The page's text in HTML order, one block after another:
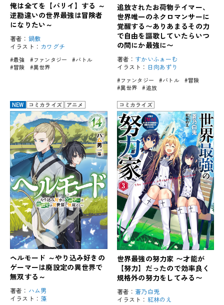
俺は全てを【パリイ】する ～
逆勘違いの世界最強は冒険者
になりたい～
著者： 鍋敷
イラスト： カワグチ
#最強 #ファンタジー
#バトル
#冒険
#異世界
追放されたお荷物テイマー、
世界唯一のネクロマンサーに
覚醒する〜ありあまるその力
で自由を謳歌していたらいつ
の間にか最強に〜
著者： すかいふぁーむ
イラスト： 日向あずり
#ファンタジー #バトル
#冒険
#異世界
#追放
NEW コミカライズ アニメ
ヘルモード ～やり込み好きの
ゲーマーは廃設定の異世界で
無双する～
著者： ハム男
イラスト： 藻
コミカライズ
世界最強の努力家 〜才能が
【努力】だったので効率良く
規格外の努力をしてみる〜
著者： 蒼乃白兎
イラスト： 紅林のえ